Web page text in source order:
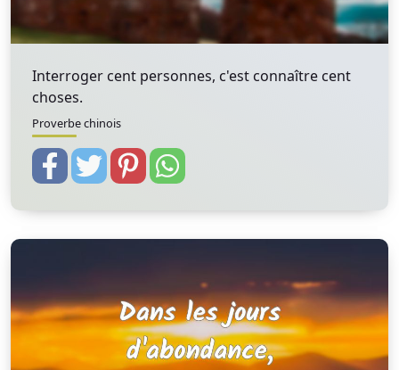
Interroger cent personnes, c'est connaître cent
choses.
Proverbe chinois